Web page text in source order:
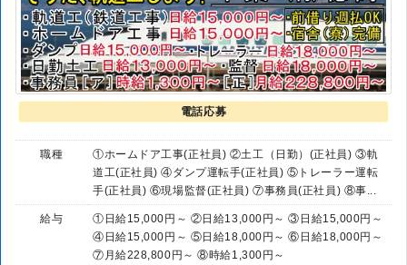
電話応募
職種
①ホームドア工事(正社員) ②土工（日勤）(正社員) ③軌
道工(正社員) ④ダンプ運転手(正社員) ⑤トレーラー運転
手(正社員) ⑥現場監督(正社員) ⑦事務員(正社員) ⑧事...
給与
①日給15,000円～ ②日給13,000円～ ③日給15,000円～
④日給15,000円～ ⑤日給18,000円～ ⑥日給18,000円～
⑦月給228,800円～ ⑧時給1,300円～